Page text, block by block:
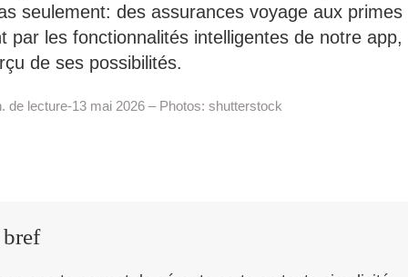
seulement: des assurances voyage aux primes
par les fonctionnalités intelligentes de notre app,
de ses possibilités.
de lecture-13 mai 2026 – Photos: shutterstock